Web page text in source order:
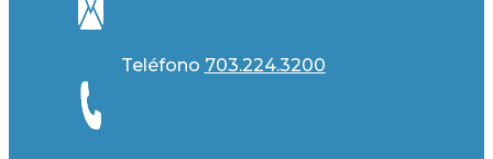
Teléfono 703.224.3200